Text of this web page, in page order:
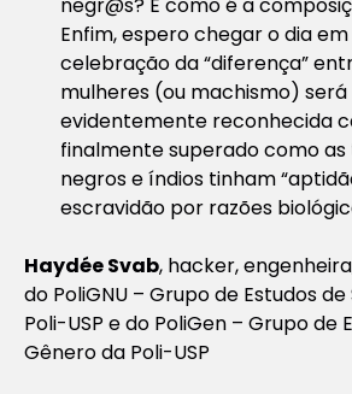
Enfim, espero chegar o dia
celebração da “diferença”
mulheres (ou machismo)
evidentemente reconhecida
finalmente superado como as
negros e índios tinham
escravidão por razões
Haydée Svab, hacker,
do PoliGNU – Grupo de Estudos
Poli-USP e do PoliGen – Grupo de
Gênero da Poli-USP